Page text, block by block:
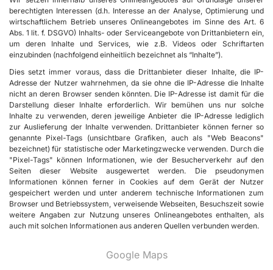
berechtigten Interessen (d.h. Interesse an der Analyse, Optimierung und
wirtschaftlichem Betrieb unseres Onlineangebotes im Sinne des Art. 6
Abs. 1 lit. f. DSGVO) Inhalts- oder Serviceangebote von Drittanbietern ein,
um deren Inhalte und Services, wie z.B. Videos oder Schriftarten
einzubinden (nachfolgend einheitlich bezeichnet als “Inhalte”).
Dies setzt immer voraus, dass die Drittanbieter dieser Inhalte, die IP-
Adresse der Nutzer wahrnehmen, da sie ohne die IP-Adresse die Inhalte
nicht an deren Browser senden könnten. Die IP-Adresse ist damit für die
Darstellung dieser Inhalte erforderlich. Wir bemühen uns nur solche
Inhalte zu verwenden, deren jeweilige Anbieter die IP-Adresse lediglich
zur Auslieferung der Inhalte verwenden. Drittanbieter können ferner so
genannte Pixel-Tags (unsichtbare Grafiken, auch als "Web Beacons"
bezeichnet) für statistische oder Marketingzwecke verwenden. Durch die
"Pixel-Tags" können Informationen, wie der Besucherverkehr auf den
Seiten dieser Website ausgewertet werden. Die pseudonymen
Informationen können ferner in Cookies auf dem Gerät der Nutzer
gespeichert werden und unter anderem technische Informationen zum
Browser und Betriebssystem, verweisende Webseiten, Besuchszeit sowie
weitere Angaben zur Nutzung unseres Onlineangebotes enthalten, als
auch mit solchen Informationen aus anderen Quellen verbunden werden.
Google Maps